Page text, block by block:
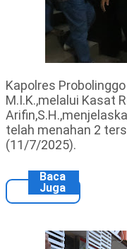
Kapolres
M.I.K.,melalui Kasat
telah menahan 2
(11/7/2025).
Baca
Juga